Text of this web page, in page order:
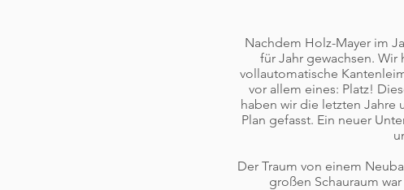
Nachdem Holz-Mayer im
für Jahr gewachsen.
vollautomatische
vor allem eines: Platz!
haben wir die letzten Jahre
Plan gefasst. Ein neuer
Der Traum von einem
großen Schauraum